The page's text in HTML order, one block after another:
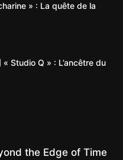
» : La quête de la
Studio Q » : L’ancêtre du
the Edge of Time